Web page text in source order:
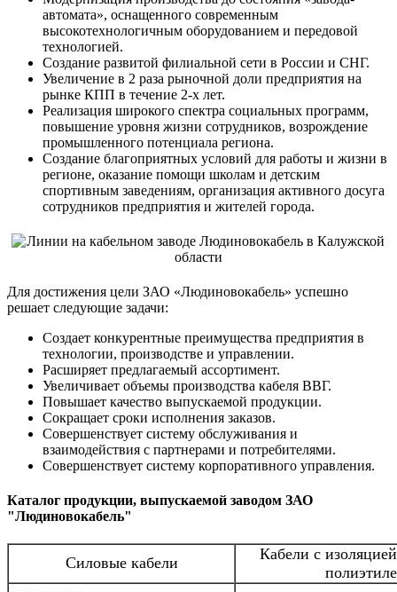
автомата», оснащенного современным
высокотехнологичным оборудованием и передовой
технологией.
Создание развитой филиальной сети в России и СНГ.
Увеличение в 2 раза рыночной доли предприятия на
рынке КПП в течение 2-х лет.
Реализация широкого спектра социальных программ,
повышение уровня жизни сотрудников, возрождение
промышленного потенциала региона.
Создание благоприятных условий для работы и жизни в
регионе, оказание помощи школам и детским
спортивным заведениям, организация активного досуга
сотрудников предприятия и жителей города.
Для достижения цели ЗАО «Людиновокабель» успешно
решает следующие задачи:
Создает конкурентные преимущества предприятия в
технологии, производстве и управлении.
Расширяет предлагаемый ассортимент.
Увеличивает объемы производства кабеля ВВГ.
Повышает качество выпускаемой продукции.
Сокращает сроки исполнения заказов.
Совершенствует систему обслуживания и
взаимодействия с партнерами и потребителями.
Совершенствует систему корпоративного управления.
Каталог продукции, выпускаемой заводом ЗАО
"Людиновокабель"
Силовые кабели
Кабели с